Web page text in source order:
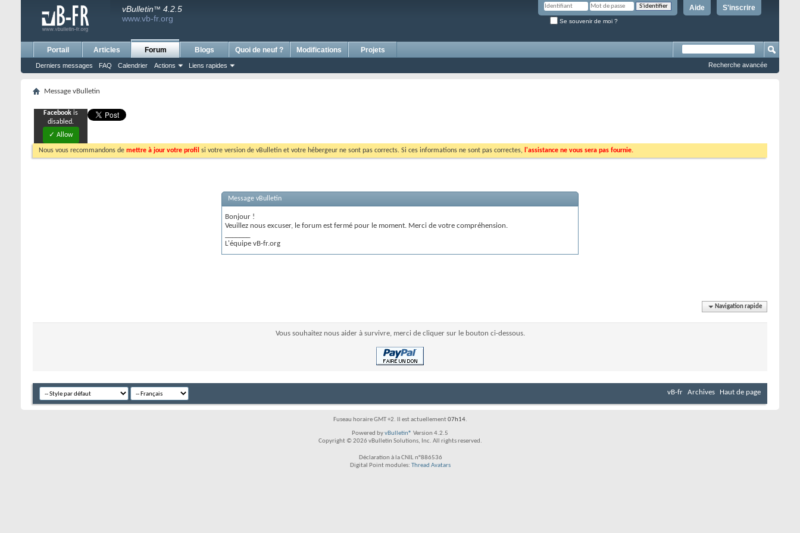
S'inscrire
Aide
Se souvenir de moi ?
vBulletin™ 4.2.5
www.vb-fr.org
Portail Articles Forum
Derniers messages FAQ Calendrier Actions Liens rapides
Blogs Quoi de neuf ? Modifications Projets
Recherche avancée
Message vBulletin
Facebook is
disabled.
✓ Allow
Nous vous recommandons de mettre à jour votre profil si votre version de vBulletin et votre hébergeur ne sont pas corrects. Si ces informations ne sont pas correctes, l'assistance ne vous sera pas fournie.
Message vBulletin
Bonjour !
Veuillez nous excuser, le forum est fermé pour le moment. Merci de votre compréhension.
L'équipe vB-fr.org
Navigation rapide
Vous souhaitez nous aider à survivre, merci de cliquer sur le bouton ci-dessous.
vB-fr Archives Haut de page
Fuseau horaire GMT +2. Il est actuellement07h14.
Powered byvBulletin® Version 4.2.5
Copyright © 2026 vBulletin Solutions, Inc. All rights reserved.
Déclaration à la CNIL n°886536
Digital Point modules: Thread Avatars